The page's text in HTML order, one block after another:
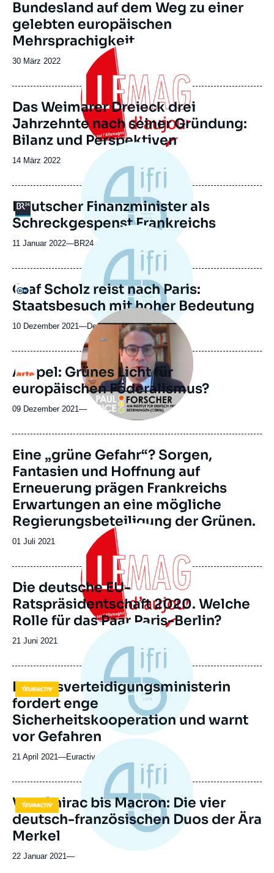
Bundesland auf dem Weg zu einer
gelebten europäischen
Mehrsprachigkeit
Date
publication
30 März 2022
Image
principale
Das Weimarer Dreieck drei
Jahrzehnte nach seiner Gründung:
Bilanz und Perspektiven
Date
publication
14 März 2022
Logo
Deutscher Finanzminister als
Schreckgespenst Frankreichs
11 Januar 2022—Nom
journal,
ou
émission
BR24
Logo
Olaf Scholz reist nach Paris:
Staatsbesuch mit hoher Bedeutung
10 Dezember 2021—Nom
du
journal,
revue
ou
émission
Deutsche Welle
Logo
Image
principale
médiatique
Ampel: Grünes Licht für
europäischen Föderalismus?
09 Dezember 2021—
Image
de
couverture
de
la
publication
Eine „grüne Gefahr“? Sorgen,
Fantasien und Hoffnung auf
Erneuerung prägen Frankreichs
Erwartungen an eine mögliche
Regierungsbeteiligung der Grünen.
Date
publication
01 Juli 2021
Image
principale
Die deutsche EU-
Ratspräsidentschaft 2020. Welche
Rolle für das Paar Paris-Berlin?
Date
publication
21 Juni 2021
Logo
Bundesverteidigungsministerin
fordert enge
Sicherheitskooperation und warnt
vor Gefahren
21 April 2021—Nom
journal,
ou
émission
Euractiv
Logo
Von Chirac bis Macron: Die vier
deutsch-französischen Duos der Ära
Merkel
22 Januar 2021—